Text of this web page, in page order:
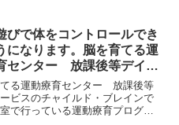
する遊びです。上達のためには
げ、目線をあちこち...
びで体をコントロールでき
になります。脳を育てる運
センター 放課後等デイサ
のチャイルド・ブレイン
る運動療育センター 放課後等
ビスのチャイルド・ブレインで
で行っている運動療育プログラ